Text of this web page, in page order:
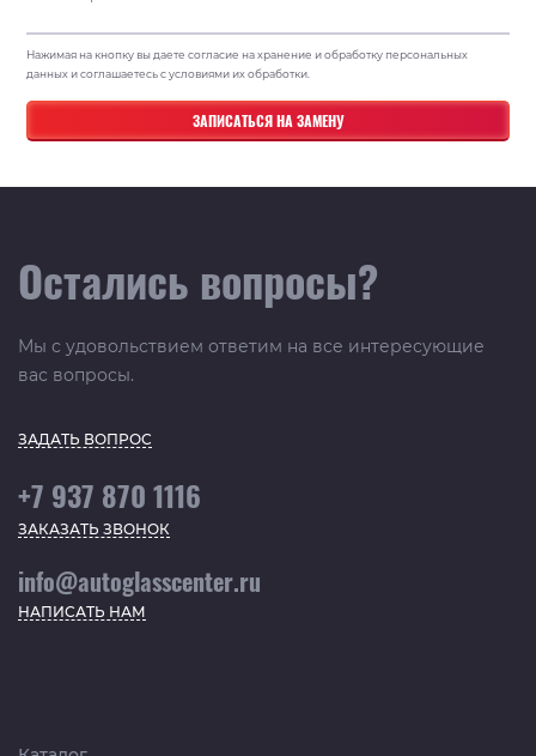
Нажимая на кнопку вы даете согласие на хранение и обработку персональных
данных и соглашаетесь с условиями их обработки.
Остались вопросы?
Мы с удовольствием ответим на все интересующие
вас вопросы.
ЗАДАТЬ ВОПРОС
+7 937 870 1116
ЗАКАЗАТЬ ЗВОНОК
info@autoglasscenter.ru
НАПИСАТЬ НАМ